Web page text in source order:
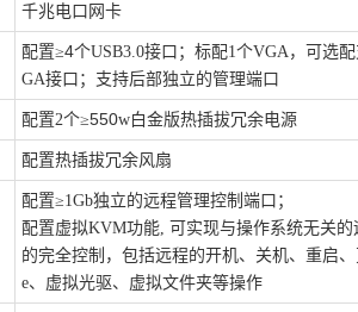
千兆电口网卡
配置≥4个USB3.0接口；标配1个VGA，可选
GA接口；支持后部独立的管理端口
配置2个≥550w白金版热插拔冗余电源
配置热插拔冗余风扇
配置≥1Gb独立的远程管理控制端口；
配置虚拟KVM功能, 可实现与操作系统无关的
的完全控制，包括远程的开机、关机、重启
e、虚拟光驱、虚拟文件夹等操作